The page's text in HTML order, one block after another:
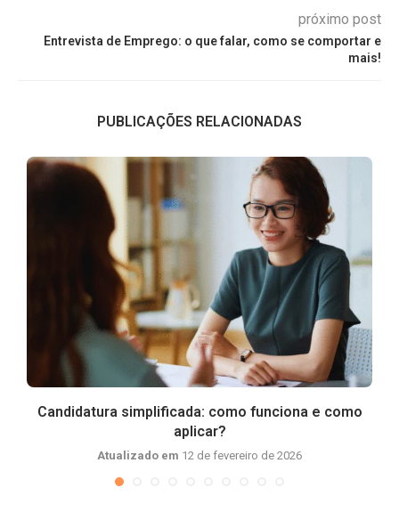
próximo post
Entrevista de Emprego: o que falar, como se comportar e
mais!
PUBLICAÇÕES RELACIONADAS
Candidatura simplificada: como funciona e como
aplicar?
Atualizado em 12 de fevereiro de 2026